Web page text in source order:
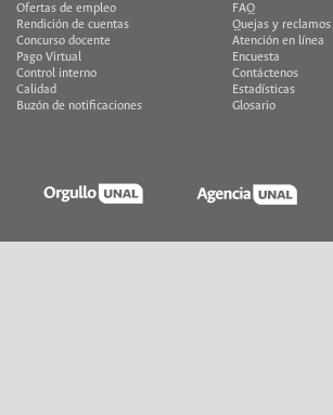
Ofertas de empleo
Rendición de cuentas
Concurso docente
Pago Virtual
Control interno
Calidad
Buzón de notificaciones
FAQ
Quejas y reclamos
Atención en línea
Encuesta
Contáctenos
Estadísticas
Glosario